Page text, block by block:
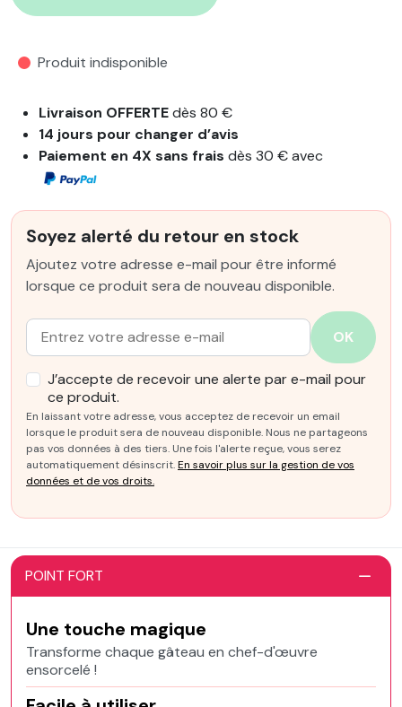
Produit indisponible
Livraison OFFERTEdès 80 €
14 jours pour changer d’avis
Paiement en 4X sans fraisdès 30 € avec
Soyez alerté du retour en stock
Ajoutez votre adresse e-mail pour être informé
lorsque ce produit sera de nouveau disponible.
Email :
OK
J’accepte de recevoir une alerte par e-mail pour
ce produit.
En laissant votre adresse, vous acceptez de recevoir un email
lorsque le produit sera de nouveau disponible. Nous ne partageons
pas vos données à des tiers. Une fois l'alerte reçue, vous serez
automatiquement désinscrit.En savoir plus sur la gestion de vos
données et de vos droits.
POINT FORT
Une touche magique
Transforme chaque gâteau en chef-d'œuvre
ensorcelé !